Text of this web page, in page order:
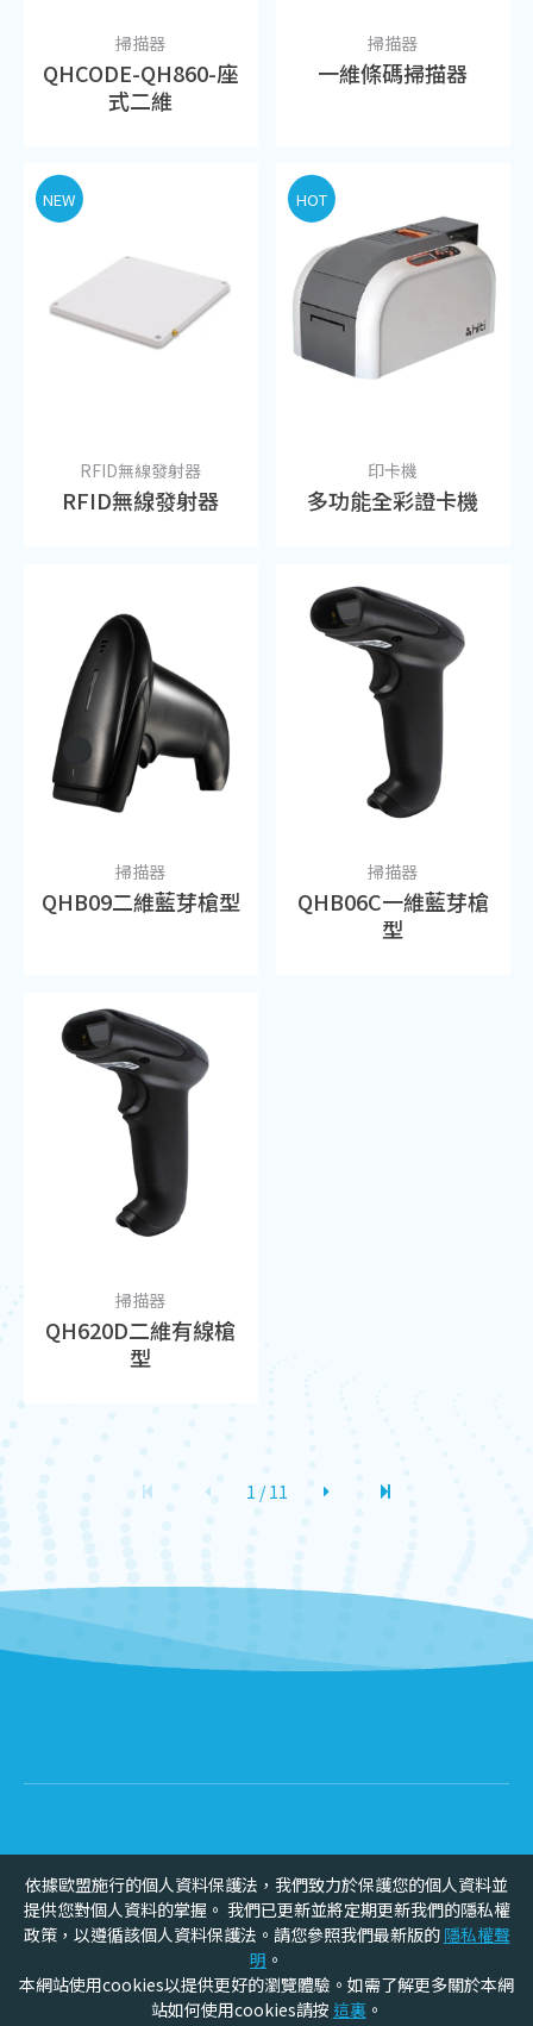
掃描器
QHCODE-QH860-座
式二維
掃描器
一維條碼掃描器
NEW
RFID無線發射器
RFID無線發射器
HOT
印卡機
多功能全彩證卡機
掃描器
QHB09二維藍芽槍型
掃描器
QHB06C一維藍芽槍
型
掃描器
QH620D二維有線槍
型
1 / 11
依據歐盟施行的個人資料保護法，我們致力於保護您的個人資料並
提供您對個人資料的掌握。 我們已更新並將定期更新我們的隱私權
政策，以遵循該個人資料保護法。請您參照我們最新版的 隱私權聲
明 。
本網站使用cookies以提供更好的瀏覽體驗。如需了解更多關於本網
站如何使用cookies請按 這裏。